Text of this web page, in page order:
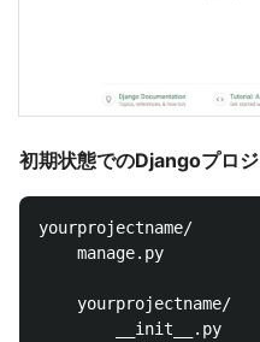
初期状態でのDjangoプロ
yourprojectname/
    manage.py
    yourprojectname/
        __init__.py